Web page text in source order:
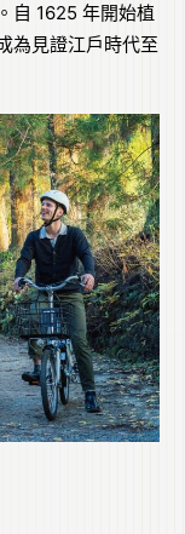
自 1625 年開始植
為見證江戶時代至